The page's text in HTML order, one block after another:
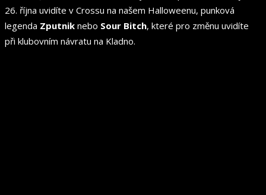
26. října uvidíte v Crossu na našem Halloweenu, punková
legenda Zputnik nebo Sour Bitch, které pro změnu uvidíte
při klubovním návratu na Kladno.